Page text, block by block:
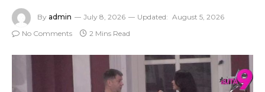
By admin July 8, 2026 Updated: August 5, 2026
No Comments
2 Mins Read